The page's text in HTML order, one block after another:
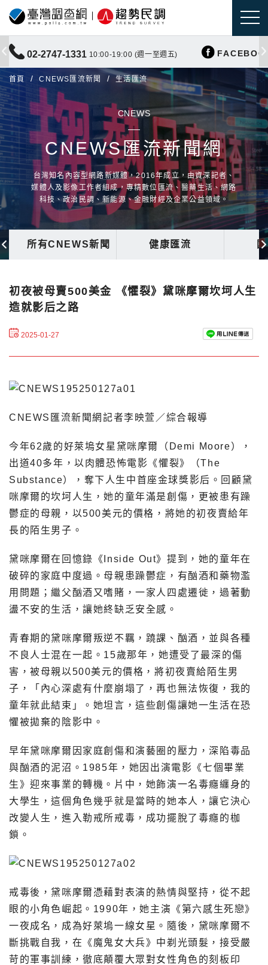
02-2747-1331 10:00-19:00 (週一至週五)
首頁 CNEWS匯流新聞 生活匯流
CNEWS
CNEWS匯流新聞網
台灣知名內容型網路新媒體，2016年成立，由資深記者、
媒體人及影像工作者組成，專精數位匯流、醫藥生活、網路
科技、政治民調、新能源、金融財經及企業公益領域。
所有CNEWS新聞 健康匯流
初夜被母賣500美金 《懼裂》黛咪摩爾坎坷人生
造就影后之路
2025-01-27
CNEWS匯流新聞網記者李映萱／綜合報導
今年62歲的好萊塢女星黛咪摩爾（Demi Moore），
出道40多年，以肉體恐怖電影《懼裂》（The
Substance），奪下人生中首座金球獎影后。回顧黛
咪摩爾的坎坷人生，她的童年滿是創傷，更被患有躁
鬱症的母親，以500美元的價格，將她的初夜賣給年
長的陌生男子。
黛咪摩爾在回憶錄《Inside Out》提到，她的童年在
破碎的家庭中度過。母親患躁鬱症，有酗酒和藥物濫
用問題；繼父酗酒又嗜賭，一家人四處遷徙，過著動
盪不安的生活，讓她終缺乏安全感。
青春期的黛咪摩爾叛逆不羈，蹺課、酗酒，並與各種
不良人士混在一起。15歲那年，她遭受了最深的傷
害，被母親以500美元的價格，將初夜賣給陌生男
子，「內心深處有什麼崩塌了，再也無法恢復，我的
童年就此結束」。她坦言，這些創傷讓她一生活在恐
懼被拋棄的陰影中。
早年黛咪摩爾因家庭創傷和演藝圈的壓力，深陷毒品
與酗酒的泥沼。1985年，她因出演電影《七個畢業
生》迎來事業的轉機。片中，她飾演一名毒癮纏身的
大學生，這個角色幾乎就是當時的她本人，讓它決心
改變人生，進入勒戒所戒毒，成功擺脫了毒癮的枷
鎖。
戒毒後，黛咪摩爾憑藉對表演的熱情與堅持，從不起
眼的小角色崛起。1990年，她主演《第六感生死戀》
一夜成名，成為好萊塢一線女星。隨後，黛咪摩爾不
斷挑戰自我，在《魔鬼女大兵》中剃光頭髮，接受嚴
苛的軍事訓練，徹底顛覆大眾對女性角色的刻板印